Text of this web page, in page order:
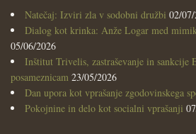
Natečaj: Izviri zla v sodobni družbi 02/
Dialog kot krinka: Anže Logar med
05/06/2026
Inštitut Trivelis, zastraševanje in sankcije
posameznicam 23/05/2026
Dan upora kot vprašanje zgodovinskega
Pokojnine in delo kot socialni vprašanji